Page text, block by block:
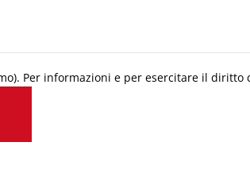
Per informazioni e per esercitare il